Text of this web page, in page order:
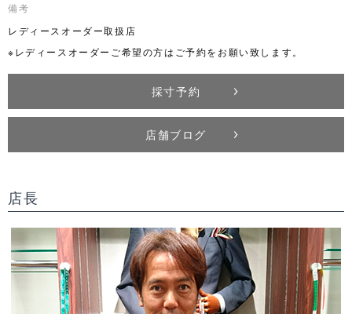
備考
レディースオーダー取扱店
※レディースオーダーご希望の方はご予約をお願い致します。
採寸予約
店舗ブログ
店長